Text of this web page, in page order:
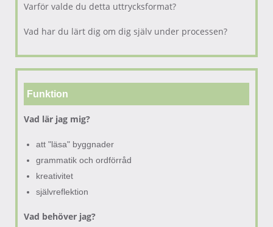
Varför valde du detta uttrycksformat?
Vad har du lärt dig om dig själv under processen?
Funktion
Vad lär jag mig?
att "läsa" byggnader
grammatik och ordförråd
kreativitet
självreflektion
Vad behöver jag?